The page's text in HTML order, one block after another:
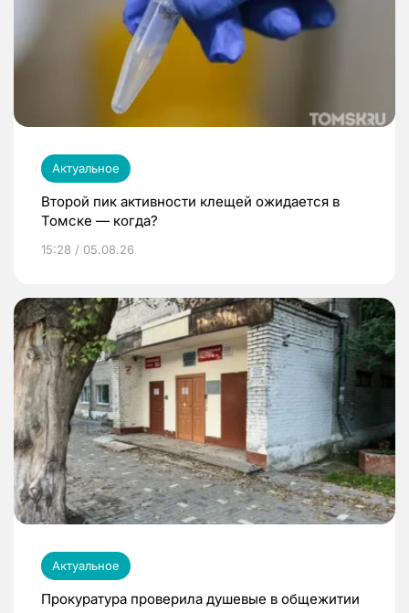
Актуальное
Второй пик активности клещей ожидается в
Томске — когда?
15:28 / 05.08.26
Актуальное
Прокуратура проверила душевые в общежитии